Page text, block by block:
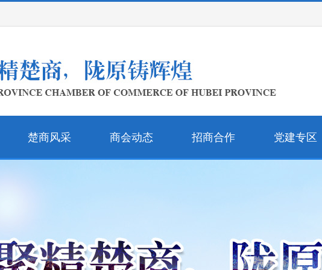
楚商风采 商会动态 招商合作 党建专区